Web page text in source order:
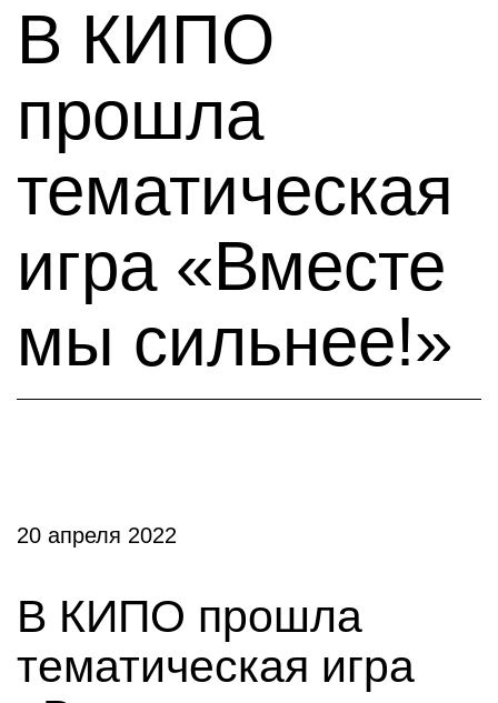
В КИПО
прошла
тематическая
игра «Вместе
мы сильнее!»
20 апреля 2022
В КИПО прошла
тематическая игра